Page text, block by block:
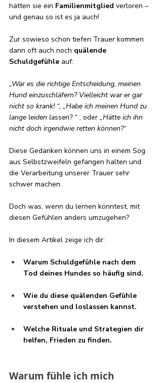
hätten sie ein Familienmitglied verloren –
und genau so ist es ja auch!
Zur sowieso schon tiefen Trauer kommen
dann oft auch noch quälende
Schuldgefühle auf:
„War es die richtige Entscheidung, meinen
Hund einzuschläfern? Vielleicht war er gar
nicht so krank! “, „Habe ich meinen Hund zu
lange leiden lassen? “ , oder „Hätte ich ihn
nicht doch irgendwie retten können?“
Diese Gedanken können uns in einem Sog
aus Selbstzweifeln gefangen halten und
die Verarbeitung unserer Trauer sehr
schwer machen.
Doch was, wenn du lernen könntest, mit
diesen Gefühlen anders umzugehen?
In diesem Artikel zeige ich dir:
Warum Schuldgefühle nach dem
Tod deines Hundes so häufig sind.
Wie du diese quälenden Gefühle
verstehen und loslassen kannst.
Welche Rituale und Strategien dir
helfen, Frieden zu finden.
Warum fühle ich mich